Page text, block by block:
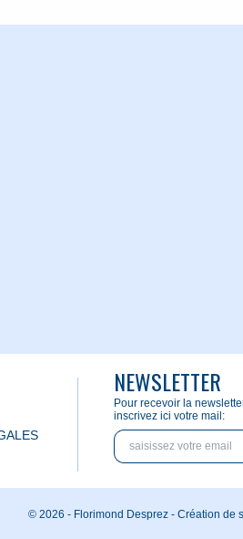
NEWSLETTER
Pour recevoir la
inscrivez ici votre mail:
© 2026 - Florimond Desprez - Création de